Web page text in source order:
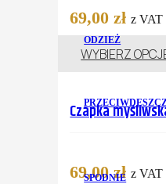
ODZIEŻ
SPODNIE
69,00zł z VAT
WYBIERZ
Czapka
69,00zł z VAT